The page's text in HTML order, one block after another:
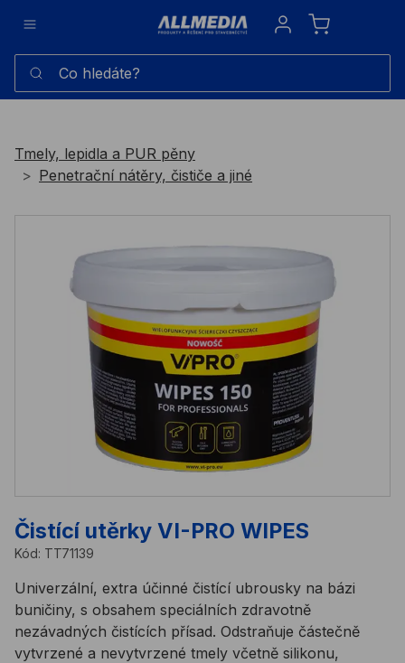
Sign in
Co hledáte?
Tmely, lepidla a PUR pěny
Penetrační nátěry, čističe a jiné
Čistící utěrky VI-PRO WIPES
Kód: TT71139
Univerzální, extra účinné čistící ubrousky na bázi
buničiny, s obsahem speciálních zdravotně
nezávadných čistících přísad. Odstraňuje částečně
vytvrzené a nevytvrzené tmely včetně silikonu,